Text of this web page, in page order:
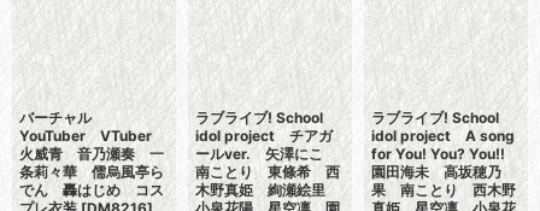
バーチャル
YouTuber VTuber
火威青 音乃瀬奏 一
条莉々華 儒烏風亭ら
でん 轟はじめ コス
ラブライブ! School
idol project チアガ
ールver. 矢澤にこ
南ことり 東條希 西
木野真姫 絢瀬絵里
ラブライブ! School
idol project A song
for You! You? You!!
園田海未 高坂穂乃
果 南ことり 西木野